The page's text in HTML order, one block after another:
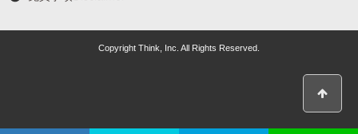
Copyright Think, Inc. All Rights Reserved.